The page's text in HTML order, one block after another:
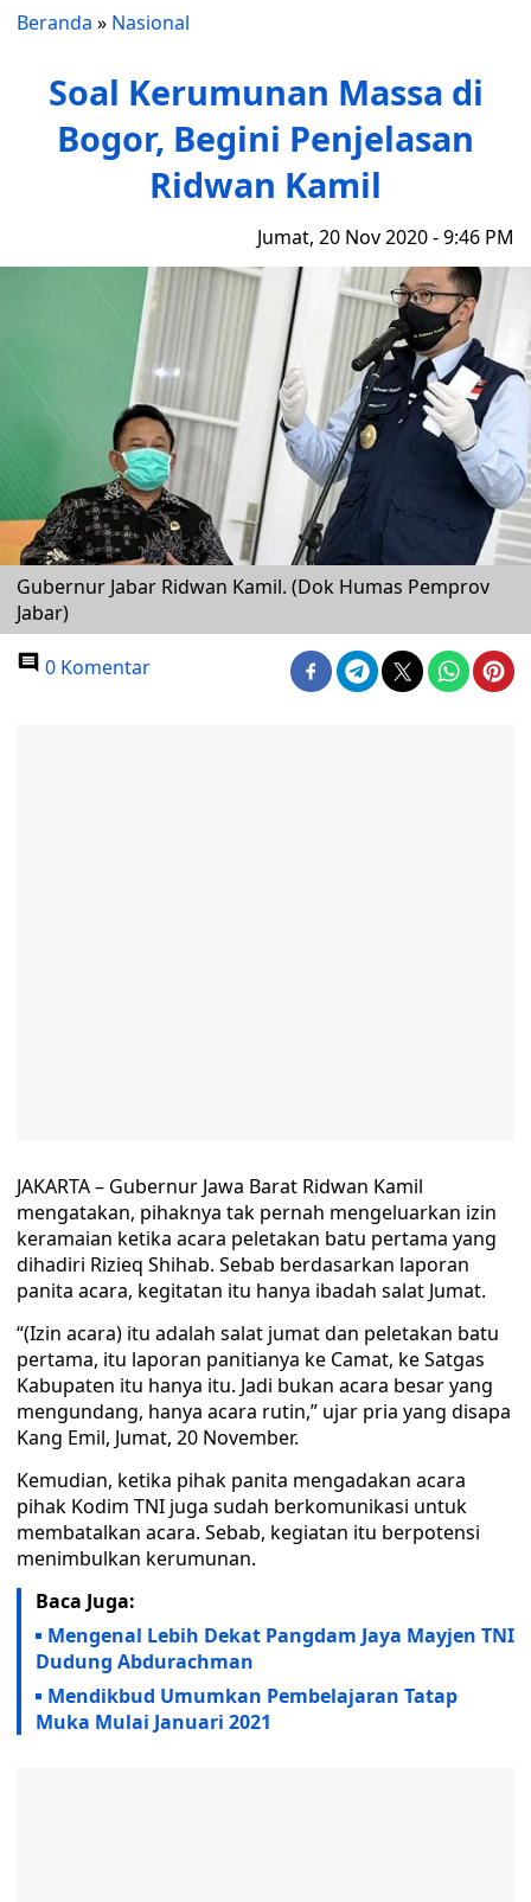
Beranda » Nasional
Soal Kerumunan Massa di
Bogor, Begini Penjelasan
Ridwan Kamil
Jumat, 20 Nov 2020 - 9:46 PM
Gubernur Jabar Ridwan Kamil. (Dok Humas Pemprov
Jabar)
0 Komentar
JAKARTA – Gubernur Jawa Barat Ridwan Kamil
mengatakan, pihaknya tak pernah mengeluarkan izin
keramaian ketika acara peletakan batu pertama yang
dihadiri Rizieq Shihab. Sebab berdasarkan laporan
panita acara, kegitatan itu hanya ibadah salat Jumat.
“(Izin acara) itu adalah salat jumat dan peletakan batu
pertama, itu laporan panitianya ke Camat, ke Satgas
Kabupaten itu hanya itu. Jadi bukan acara besar yang
mengundang, hanya acara rutin,” ujar pria yang disapa
Kang Emil, Jumat, 20 November.
Kemudian, ketika pihak panita mengadakan acara
pihak Kodim TNI juga sudah berkomunikasi untuk
membatalkan acara. Sebab, kegiatan itu berpotensi
menimbulkan kerumunan.
Baca Juga:
Mengenal Lebih Dekat Pangdam Jaya Mayjen TNI
Dudung Abdurachman
Mendikbud Umumkan Pembelajaran Tatap
Muka Mulai Januari 2021